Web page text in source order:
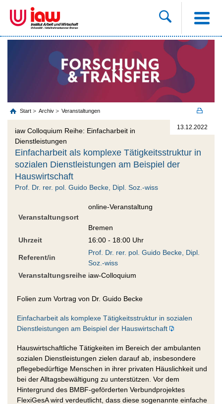
Start Archiv Veranstaltungen
13.12.2022
iaw Colloquium Reihe: Einfacharbeit in
Dienstleistungen
Einfacharbeit als komplexe Tätigkeitsstruktur in
sozialen Dienstleistungen am Beispiel der
Hauswirtschaft
Prof. Dr. rer. pol. Guido Becke, Dipl. Soz.-wiss
Veranstaltungsort
online-Veranstaltung
Bremen
Uhrzeit
16:00 - 18:00 Uhr
Referent/in
Prof. Dr. rer. pol. Guido Becke, Dipl.
Soz.-wiss
Veranstaltungsreihe iaw-Colloquium
Folien zum Vortrag von Dr. Guido Becke
Einfacharbeit als komplexe Tätigkeitsstruktur in sozialen
Dienstleistungen am Beispiel der Hauswirtschaft
Hauswirtschaftliche Tätigkeiten im Bereich der ambulanten
sozialen Dienstleistungen zielen darauf ab, insbesondere
pflegebedürftige Menschen in ihrer privaten Häuslichkeit und
bei der Alltagsbewältigung zu unterstützen. Vor dem
Hintergrund des BMBF-geförderten Verbundprojektes
FlexiGesA wird verdeutlicht, dass diese sogenannte einfache